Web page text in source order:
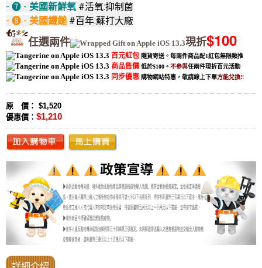
- ❼ - 美國新鮮氧 #活氧:抑制菌
- ❽ - 美國鐵鎚 #百年:蘇打大廠
任選兩件 現折$100
百元紅包 隨貨寄送。 每兩件商品配1紅包無限類推
商品售價 低於$100。 不參與任兩件現折百元活動
同步優惠 購物網站特惠，敬請線上下單方能兌換!!
原 價： $1,520
優惠價： $1,210